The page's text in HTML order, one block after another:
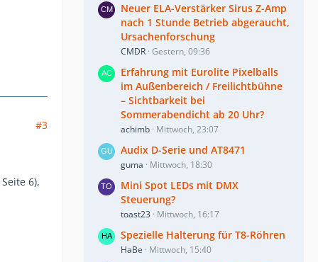
#3
6),
Neuer ELA-Verstärker Sirus Z-Amp
nach 1 Stunde Betrieb abgeraucht,
Ursachenforschung
CMDR Gestern, 09:36
Erfahrung mit Eurolite Pixelballs
im Außenbereich / Freilichtbühne
– Sichtbarkeit bei
Sommerabendicht ab 20 Uhr?
achimb Mittwoch, 23:07
Audix D-Serie und AT8471
guma Mittwoch, 18:30
Mini Spot LEDs mit DMX
Steuerung?
toast23 Mittwoch, 16:17
Spezielle Halterung für T8-Röhren
HaBe Mittwoch, 15:40